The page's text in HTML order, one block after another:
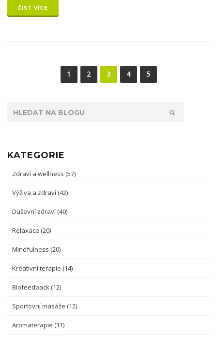
sebemasáž znamená lepší regeneraci a větší pohodlí ve
ČÍST VÍCE
1 2 3 4 5
KATEGORIE
Zdraví a wellness (57)
Výživa a zdraví (42)
Duševní zdraví (40)
Relaxace (20)
Mindfulness (20)
Kreativní terapie (14)
Biofeedback (12)
Sportovní masáže (12)
Aromaterapie (11)